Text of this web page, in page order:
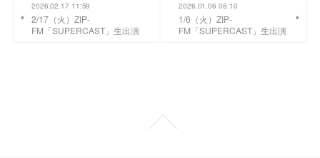
2026.02.17 11:59
2/17（火）ZIP-
FM「SUPERCAST」生出演
2026.01.06 06:10
1/6（火）ZIP-
FM「SUPERCAST」生出演